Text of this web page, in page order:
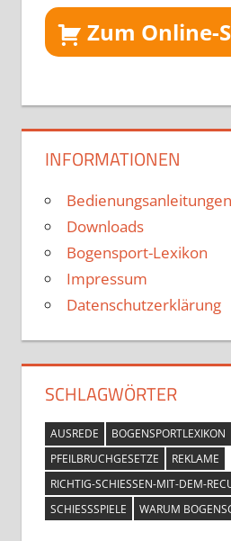
Zum Online-
INFORMATIONEN
Bedienungsanleitungen
Downloads
Bogensport-Lexikon
Impressum
Datenschutzerklärung
SCHLAGWÖRTER
AUSREDE BOGENSPORTLEXIKON
PFEILBRUCHGESETZE
REKLAME
RICHTIG-SCHIESSEN-MIT-DEM-
SCHIESSSPIELE
WARUM